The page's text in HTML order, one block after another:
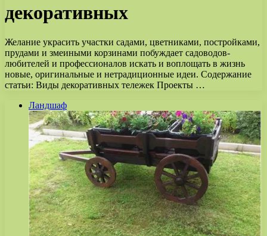
декоративных
Желание украсить участки садами, цветниками, постройками,
прудами и змеиными корзинами побуждает садоводов-
любителей и профессионалов искать и воплощать в жизнь
новые, оригинальные и нетрадиционные идеи. Содержание
статьи: Виды декоративных тележек Проекты …
Ландшаф